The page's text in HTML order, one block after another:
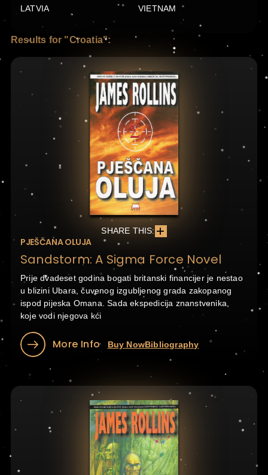
LATVIA VIETNAM
Results for "Croatia":
SHARE THIS:
PJEŠČANA OLUJA
Sandstorm: A Sigma Force Novel
Prije dvadeset godina bogati britanski financijer je nestao
u blizini Ubara, čuvenog izgubljenog grada zakopanog
ispod pijeska Omana. Sada ekspedicija znanstvenika,
koje vodi njegova kći
More Info Buy NowBibliography